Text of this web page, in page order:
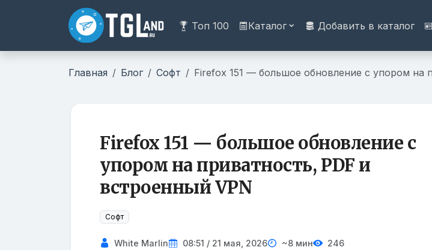
Топ 100 Каталог Добавить в каталог
Главная Блог Софт Firefox 151 — большое обновление с упором на
Firefox 151 — большое обновление с
упором на приватность, PDF и
встроенный VPN
Софт
White Marlin 08:51 / 21 мая, 2026 ~8 мин 246